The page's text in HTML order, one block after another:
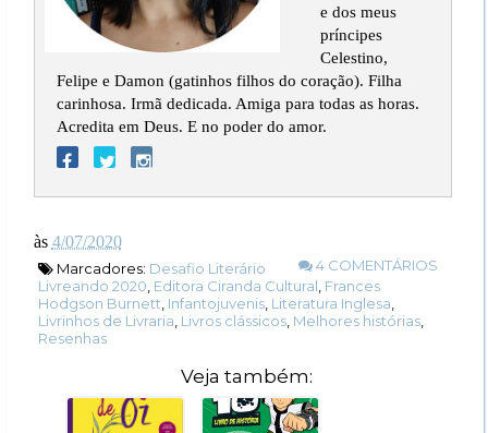
e dos meus
príncipes
Celestino,
Felipe e Damon (gatinhos filhos do coração). Filha
carinhosa. Irmã dedicada. Amiga para todas as horas.
Acredita em Deus. E no poder do amor.
às 4/07/2020
4 COMENTÁRIOS
Marcadores: Desafio Literário
Livreando 2020 Editora Ciranda Cultural Frances
Hodgson Burnett Infantojuvenis, Literatura Inglesa
Livrinhos de Livraria Livros clássicos, Melhores histórias,
Resenhas
Veja também: